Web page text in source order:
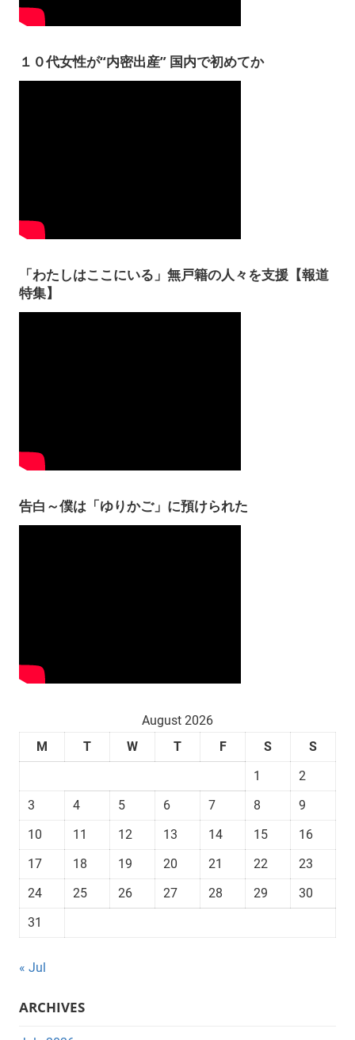
１０代女性が“内密出産” 国内で初めてか
「わたしはここにいる」無戸籍の人々を支援【報道
特集】
告白～僕は「ゆりかご」に預けられた
August 2026
M
T W T F S
S
1
2
3
4 5 6 7 8
9
10
11 12 13 14 15
16
17
18 19 20 21 22
23
24
25 26 27 28 29
30
31
« Jul
ARCHIVES